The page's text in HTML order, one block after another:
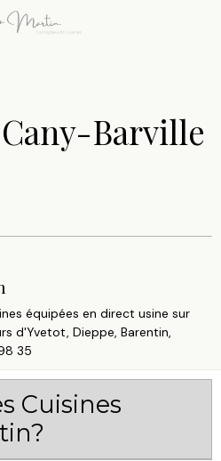
Barville
équipées en direct usine sur
d'Yvetot, Dieppe, Barentin,
35
Cuisines